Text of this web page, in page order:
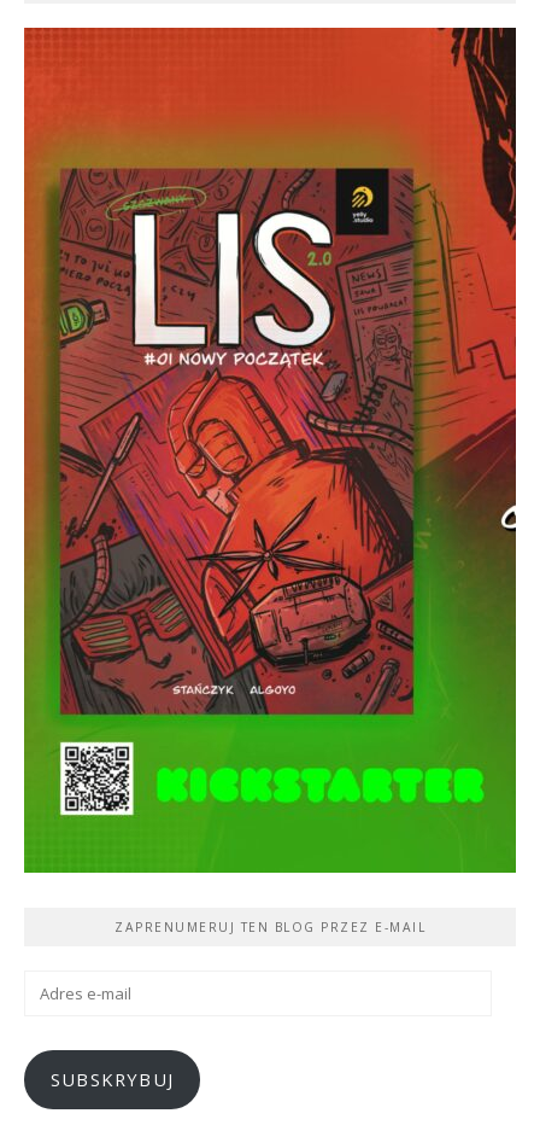
ZAPRENUMERUJ TEN BLOG PRZEZ E-MAIL
SUBSKRYBUJ